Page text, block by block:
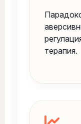
терапия.